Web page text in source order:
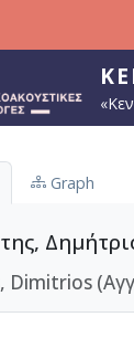
Graph